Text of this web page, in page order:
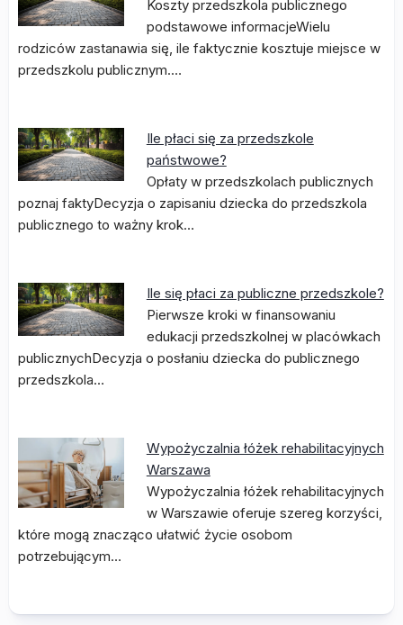
Koszty przedszkola publicznego
podstawowe informacjeWielu
rodziców zastanawia się, ile faktycznie kosztuje miejsce w
przedszkolu publicznym.…
Ile płaci się za przedszkole
państwowe?
Opłaty w przedszkolach publicznych
poznaj faktyDecyzja o zapisaniu dziecka do przedszkola
publicznego to ważny krok…
Ile się płaci za publiczne przedszkole?
Pierwsze kroki w finansowaniu
edukacji przedszkolnej w placówkach
publicznychDecyzja o posłaniu dziecka do publicznego
przedszkola…
Wypożyczalnia łóżek rehabilitacyjnych
Warszawa
Wypożyczalnia łóżek rehabilitacyjnych
w Warszawie oferuje szereg korzyści,
które mogą znacząco ułatwić życie osobom
potrzebującym…